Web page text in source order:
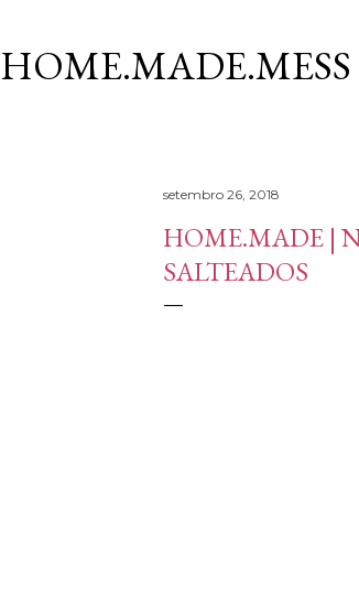
HOME.MADE.MESS
setembro 26, 2018
HOME.MADE |
SALTEADOS